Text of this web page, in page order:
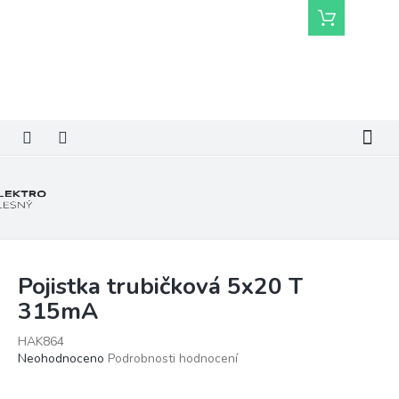
Nákupní
košík
Pojistka trubičková 5x20 T
315mA
HAK864
Průměrné
Neohodnoceno Podrobnosti hodnocení